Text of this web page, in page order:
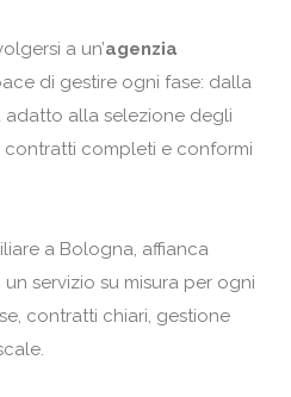
a un’agenzia
di gestire ogni fase: dalla
alla selezione degli
contratti completi e conformi
a Bologna, affianca
servizio su misura per ogni
contratti chiari, gestione